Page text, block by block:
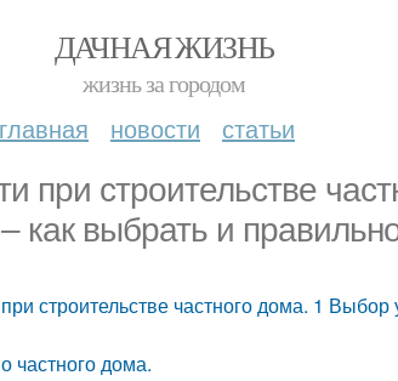
ДАЧНАЯ ЖИЗНЬ
жизнь за городом
главная новости статьи
при строительстве
как выбрать и
строительстве частного дома. 1
частного дома.